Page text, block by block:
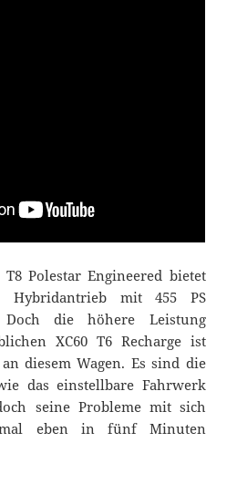
Polestar Engineered bietet
Hybridantrieb mit 455 PS
Doch die höhere Leistung
XC60 T6 Recharge ist
diesem Wagen. Es sind die
das einstellbare Fahrwerk
seine Probleme mit sich
eben in fünf Minuten